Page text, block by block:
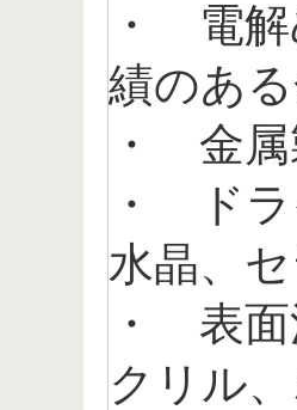
・ 電解
績のあ
・ 金属
・ ドラ
水晶、
・ 表面
クリル